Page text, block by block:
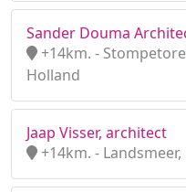
Sander Douma
+14km. -
Holland
Jaap Visser, architect
+14km. -